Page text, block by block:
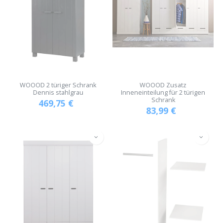
WOOOD 2 türiger Schrank
Dennis stahlgrau
469,75 €
WOOOD Zusatz
Inneneinteilung für 2 türigen
Schrank
83,99 €